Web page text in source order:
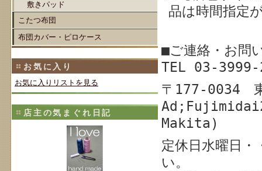
敷きパッド
こたつ布団
布団カバー・ピロケース
お気に入り
お気に入りリストを見る
店主の気まぐれ日記
品は時間指定
■ご連絡・お問
TEL 03-
〒177-0034
Makita)
定休日水曜日
い。